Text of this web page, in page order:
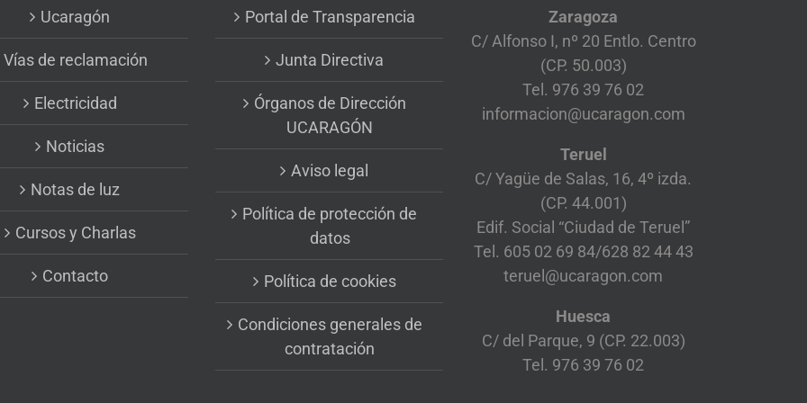
Ucaragón
Vías de reclamación
Electricidad
Noticias
Notas de luz
Cursos y Charlas
Contacto
Portal de Transparencia
Junta Directiva
Órganos de Dirección
UCARAGÓN
Aviso legal
Política de protección de
datos
Política de cookies
Condiciones generales de
contratación
Zaragoza
C/ Alfonso I, nº 20 Entlo. Centro
(CP. 50.003)
Tel. 976 39 76 02
informacion@ucaragon.com
Teruel
C/ Yagüe de Salas, 16, 4º izda.
(CP. 44.001)
Edif. Social “Ciudad de Teruel”
Tel. 605 02 69 84/628 82 44 43
teruel@ucaragon.com
Huesca
C/ del Parque, 9 (CP. 22.003)
Tel. 976 39 76 02